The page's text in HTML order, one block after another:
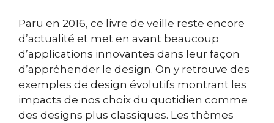
Paru en 2016, ce livre de veille reste encore
d’actualité et met en avant beaucoup
d’applications innovantes dans leur façon
d’appréhender le design. On y retrouve des
exemples de design évolutifs montrant les
impacts de nos choix du quotidien comme
des designs plus classiques. Les thèmes